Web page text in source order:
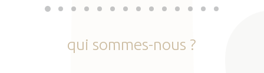
qui sommes-nous ?